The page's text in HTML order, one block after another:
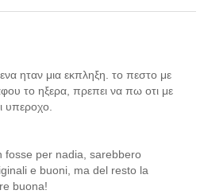
ηταν μια εκπληξη. το πεστο με
το ηξερα, πρεπει να πω οτι με
υπεροχο.
fosse per nadia, sarebbero
e buoni, ma del resto la
buona!